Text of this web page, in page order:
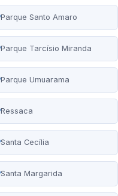
Parque Santo Amaro
Parque Tarcísio Miranda
Parque Umuarama
Ressaca
Santa Cecília
Santa Margarida